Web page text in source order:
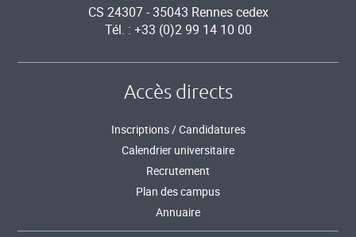
CS 24307 - 35043 Rennes cedex
Tél. : +33 (0)2 99 14 10 00
Accès directs
Inscriptions / Candidatures
Calendrier universitaire
Recrutement
Plan des campus
Annuaire